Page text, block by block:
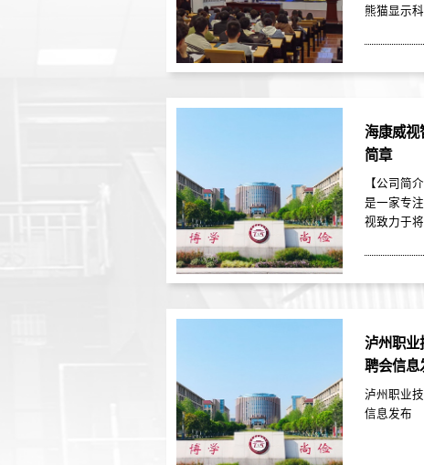
熊猫显示
会。海康
心得。京
设计、生
其他电子
况、职...
海康威视
简章
【公司简
是一家专
视致力于
前，海康
桐庐、重
外生产基
工厂及 ...
泸州职业
聘会信息
泸州职业
信息发布